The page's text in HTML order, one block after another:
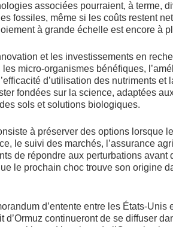
associées pourraient, à terme,
fossiles, même si les coûts restent
à grande échelle est encore à
et les investissements en
micro-organismes bénéfiques,
d’utilisation des nutriments
fondées sur la science, adaptées
sols et solutions biologiques.
à préserver des options lorsque
le suivi des marchés, l’assurance
de répondre aux perturbations avant
le prochain choc trouve son origine
d’entente entre les États-
d’Ormuz continueront de se diffuser